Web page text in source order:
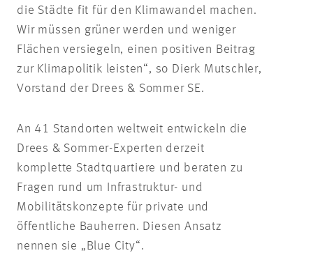
die Städte fit für den Klimawandel machen.
Wir müssen grüner werden und weniger
Flächen versiegeln, einen positiven Beitrag
zur Klimapolitik leisten“, so Dierk Mutschler,
Vorstand der Drees & Sommer SE.
An 41 Standorten weltweit entwickeln die
Drees & Sommer-Experten derzeit
komplette Stadtquartiere und beraten zu
Fragen rund um Infrastruktur- und
Mobilitätskonzepte für private und
öffentliche Bauherren. Diesen Ansatz
nennen sie „Blue City“.